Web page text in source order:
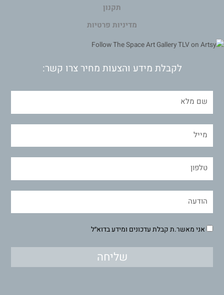
תקנון
מדיניות פרטיות
לקבלת מידע והצעות מחיר צרו קשר:
אני מאשר.ת קבלת עדכונים ומידע בדוא״ל
שליחה